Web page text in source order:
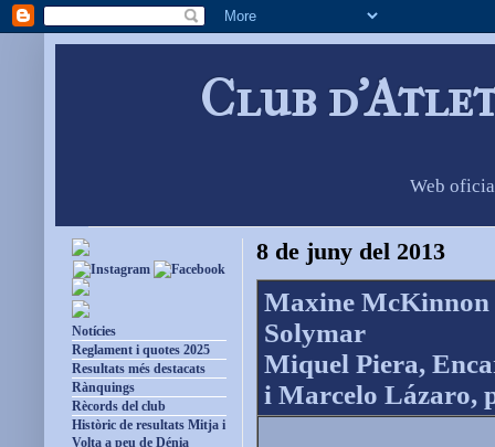
Club
Web
8 de juny del 2013
Maxine McKinnon
Solymar
Miquel Piera,
i Marcelo Lázaro,
Notícies
Reglament i quotes 2025
Resultats més destacats
Rànquings
Rècords del club
Històric de resultats Mitja i
Volta a peu de Dénia